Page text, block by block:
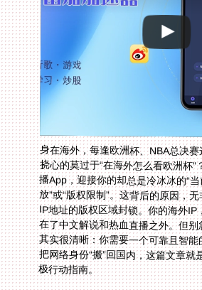
身在海外，每逢欧洲杯、NBA总决
挠心的莫过于“在海外怎么看欧洲杯
播App，迎接你的却总是冷冰冰
放”或“版权限制”。这背后的原因，
IP地址的版权区域封锁。你的海外
在了中文解说和热血直播之外。但
其实很清晰：你需要一个可靠且智
把网络身份“搬”回国内，这篇文章
极行动指南。